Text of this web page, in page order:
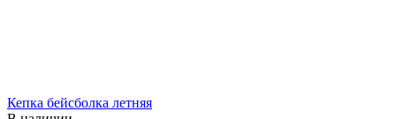
Кепка бейсболка летняя